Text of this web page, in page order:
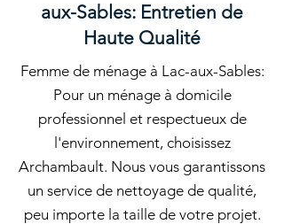
aux-Sables: Entretien de
Haute Qualité
Femme de ménage à Lac-aux-Sables:
Pour un ménage à domicile
professionnel et respectueux de
l'environnement, choisissez
Archambault. Nous vous garantissons
un service de nettoyage de qualité,
peu importe la taille de votre projet.